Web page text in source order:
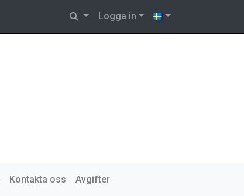
Logga in
Kontakta oss Avgifter